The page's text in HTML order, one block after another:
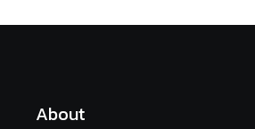
About